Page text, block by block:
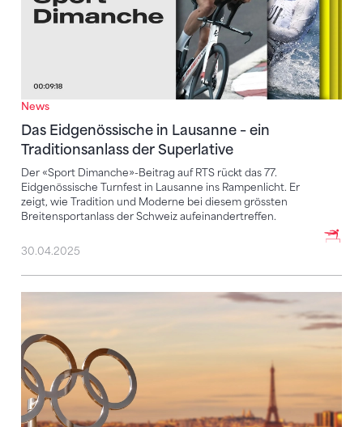
News
Das Eidgenössische in Lausanne – ein
Traditionsanlass der Superlative
Der «Sport Dimanche»-Beitrag auf RTS rückt das 77.
Eidgenössische Turnfest in Lausanne ins Rampenlicht. Er
zeigt, wie Tradition und Moderne bei diesem grössten
Breitensportanlass der Schweiz aufeinandertreffen.
30.04.2025
Paris 2024 – die Übersicht